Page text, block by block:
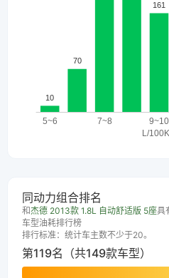
同动力组合排名
和杰德 2013款 1.8L 自动舒适版 5座具
车型油耗排行榜
排行标准：统计车主数不少于20。
第119名（共149款车型）